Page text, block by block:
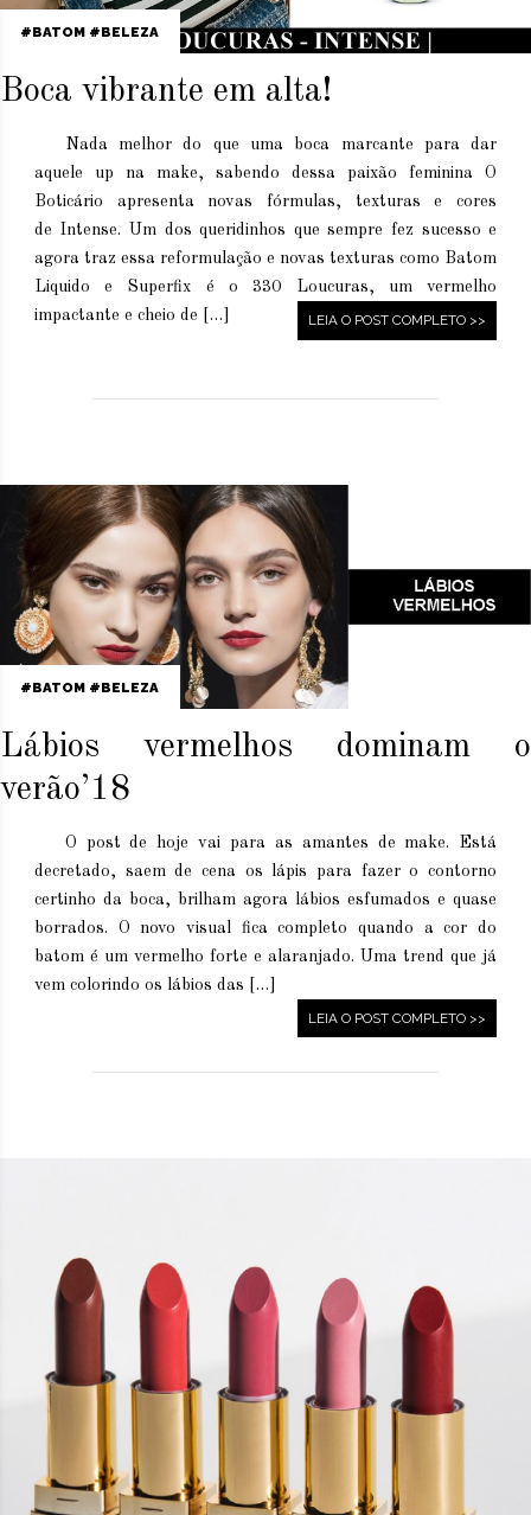
BATOM BELEZA
Boca vibrante em alta!
Nada melhor do que uma boca marcante para dar
aquele up na make, sabendo dessa paixão feminina O
Boticário apresenta novas fórmulas, texturas e cores
de Intense. Um dos queridinhos que sempre fez sucesso e
agora traz essa reformulação e novas texturas como Batom
Liquido e Superfix é o 330 Loucuras, um vermelho
impactante e cheio de […]
LEIA O POST COMPLETO >>
BATOM BELEZA
Lábios vermelhos dominam o
verão’18
O post de hoje vai para as amantes de make. Está
decretado, saem de cena os lápis para fazer o contorno
certinho da boca, brilham agora lábios esfumados e quase
borrados. O novo visual fica completo quando a cor do
batom é um vermelho forte e alaranjado. Uma trend que já
vem colorindo os lábios das […]
LEIA O POST COMPLETO >>